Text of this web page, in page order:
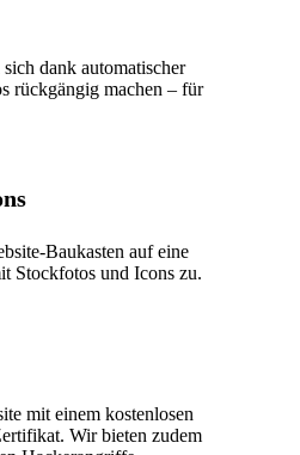
dank automatischer
rückgängig machen – für
Baukasten auf eine
Stockfotos und Icons zu.
mit einem kostenlosen
Wir bieten zudem